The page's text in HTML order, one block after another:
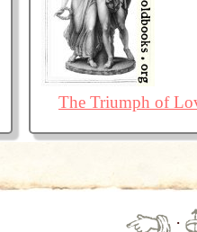
The Triumph of
·